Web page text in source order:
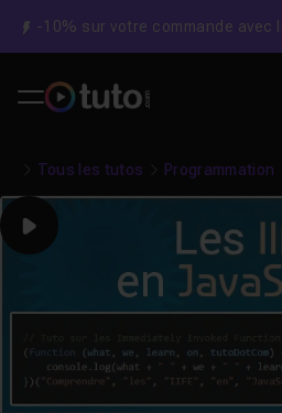
-10% sur votre commande avec
Tous les tutos Programmation
Play